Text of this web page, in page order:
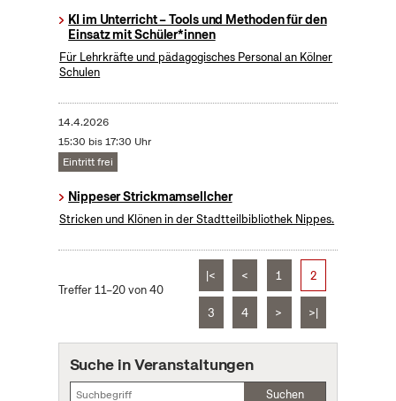
KI im Unterricht – Tools und Methoden für den
Einsatz mit Schüler*innen
Für Lehrkräfte und pädagogisches Personal an Kölner
Schulen
14.4.2026
15:30 bis 17:30 Uhr
Eintritt frei
Nippeser Strickmamsellcher
Stricken und Klönen in der Stadtteilbibliothek Nippes.
Treffer 11–20 von 40
|< < 1 2
3 4 > >|
Suche in Veranstaltungen
Suchen